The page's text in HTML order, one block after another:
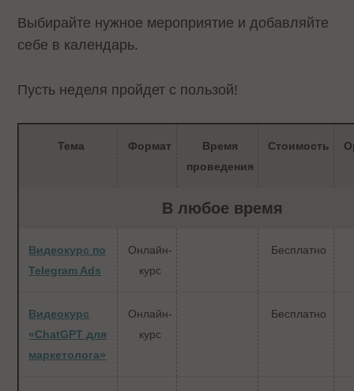
Выбирайте нужное мероприятие и добавляйте
себе в календарь.
Пусть неделя пройдет с пользой!
Тема Формат
Время
проведения
Стоимость
В любое время
Видеокурс по
Telegram Ads
Онлайн-
курс
Бесплатно
Видеокурс
«ChatGPT для
маркетолога»
Онлайн-
курс
Бесплатно